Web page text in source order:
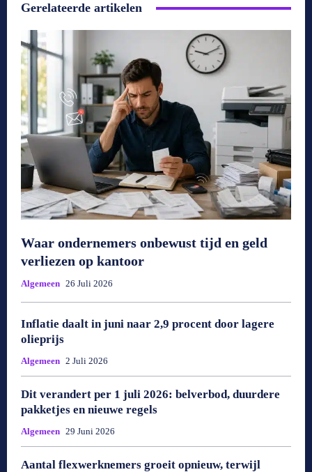
Gerelateerde artikelen
Waar ondernemers onbewust tijd en geld
verliezen op kantoor
Algemeen 26 Juli 2026
Inflatie daalt in juni naar 2,9 procent door lagere
olieprijs
Algemeen 2 Juli 2026
Dit verandert per 1 juli 2026: belverbod, duurdere
pakketjes en nieuwe regels
Algemeen 29 Juni 2026
Aantal flexwerknemers groeit opnieuw, terwijl